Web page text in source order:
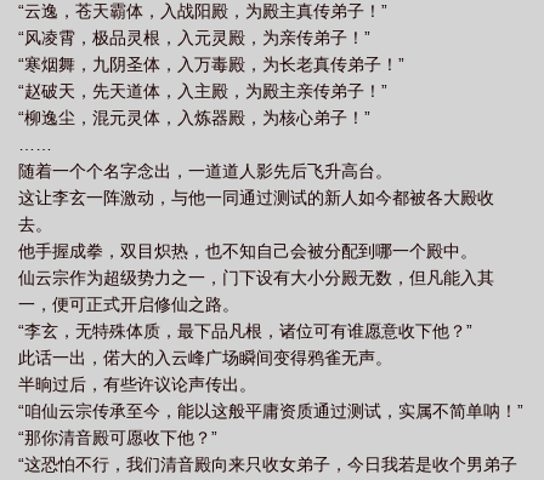
“云逸，苍天霸体，入战阳殿，为殿主真传弟子！”
“风凌霄，极品灵根，入元灵殿，为亲传弟子！”
“寒烟舞，九阴圣体，入万毒殿，为长老真传弟子！”
“赵破天，先天道体，入主殿，为殿主亲传弟子！”
“柳逸尘，混元灵体，入炼器殿，为核心弟子！”
随着一个个名字念出，一道道人影先后飞升高台。
这让李玄一阵激动，与他一同通过测试的新人如今都被各大殿收
去。
他手握成拳，双目炽热，也不知自己会被分配到哪一个殿中。
仙云宗作为超级势力之一，门下设有大小分殿无数，但凡能入其
一，便可正式开启修仙之路。
“李玄，无特殊体质，最下品凡根，诸位可有谁愿意收下他？”
此话一出，偌大的入云峰广场瞬间变得鸦雀无声。
半晌过后，有些许议论声传出。
“咱仙云宗传承至今，能以这般平庸资质通过测试，实属不简单呐！”
“那你清音殿可愿收下他？”
“这恐怕不行，我们清音殿向来只收女弟子，今日我若是收个男弟子